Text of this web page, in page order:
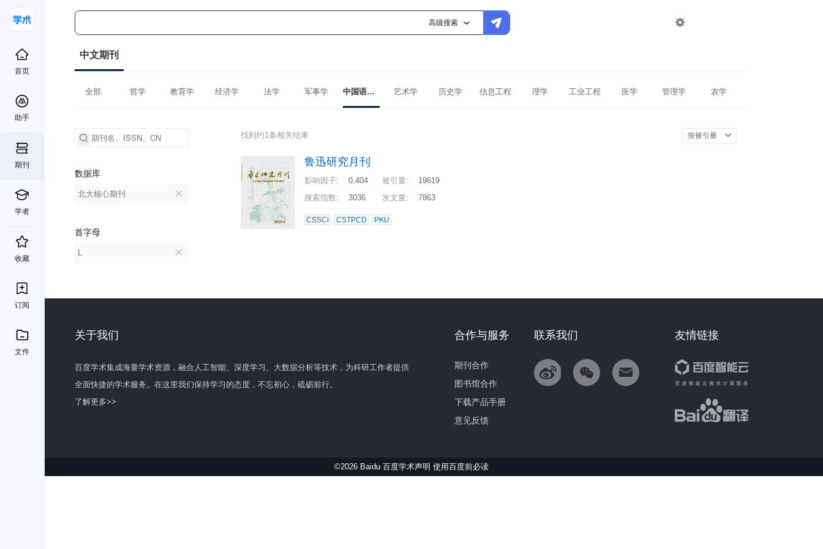
高级搜索 
首页
助手
期刊
学者
收藏
订阅
文件
中文期刊
全部 哲学 教育学 经济学 法学 军事学 中国语言文学 艺术学 历史学 信息工程 理学 工业工程 医学 管理学 农学
数据库
北大核心期刊
首字母
L
找到约1条相关结果 按被引量
鲁迅研究月刊
影响因子: 0.404 被引量:
19619
搜索指数: 3036 发文量: 7863
CSSCI CSTPCD PKU
关于我们
百度学术集成海量学术资源，融合人工智能、深度学习、大数据分析等技术，为科研工作者提供
全面快捷的学术服务。在这里我们保持学习的态度，不忘初心，砥砺前行。
了解更多>>
友情链接
联系我们
合作与服务
期刊合作
图书馆合作
下载产品手册
意见反馈
©2026 Baidu 百度学术声明 使用百度前必读